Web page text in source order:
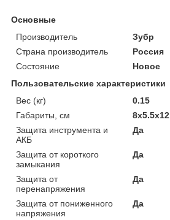
Основные
Производитель
Зубр
Страна производитель
Россия
Состояние
Новое
Пользовательские характеристики
Вес (кг)
0.15
Габариты, см
8х5.5х12
Защита инструмента и
АКБ
Да
Защита от короткого
замыкания
Да
Защита от
перенапряжения
Да
Защита от пониженного
напряжения
Да